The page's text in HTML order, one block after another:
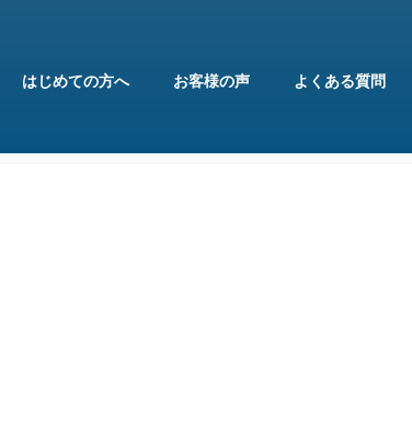
はじめての方へ お客様の声 よくある質問